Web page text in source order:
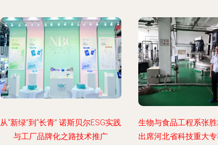
从“新绿”到“长青” 诺斯贝尔ESG实践
与工厂品牌化之路技术推广
生物与食品工程系张
出席河北省科技重大